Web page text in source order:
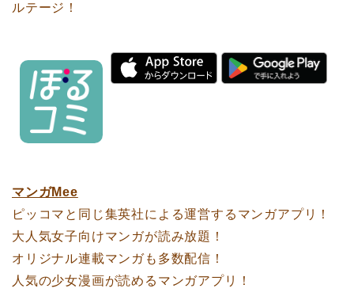
ルテージ！
マンガMee
ピッコマと同じ集英社による運営するマンガアプリ！
大人気女子向けマンガが読み放題！
オリジナル連載マンガも多数配信！
人気の少女漫画が読めるマンガアプリ！